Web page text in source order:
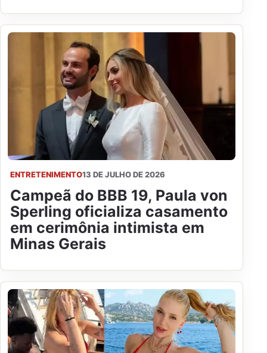
ENTRETENIMENTO13 DE JULHO DE 2026
Campeã do BBB 19, Paula von
Sperling oficializa casamento
em cerimônia intimista em
Minas Gerais